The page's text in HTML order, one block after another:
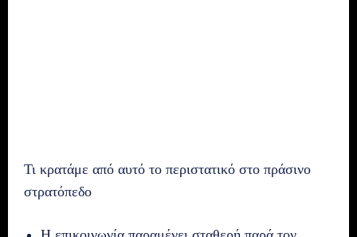
Τι κρατάμε από αυτό το περιστατικό στο πράσινο
στρατόπεδο